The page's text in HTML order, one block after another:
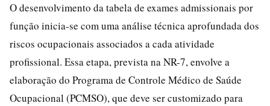
O desenvolvimento da tabela de exames admissionais por
função inicia-se com uma análise técnica aprofundada dos
riscos ocupacionais associados a cada atividade
profissional. Essa etapa, prevista na NR-7, envolve a
elaboração do Programa de Controle Médico de Saúde
Ocupacional (PCMSO), que deve ser customizado para